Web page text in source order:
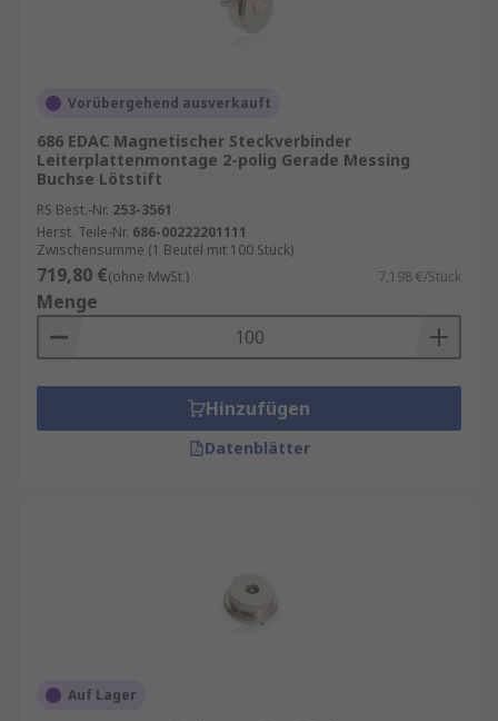
Vorübergehend ausverkauft
686 EDAC Magnetischer Steckverbinder
Leiterplattenmontage 2-polig Gerade Messing
Buchse Lötstift
RS Best.-Nr. 253-3561
Herst. Teile-Nr. 686-00222201111
Zwischensumme (1 Beutel mit 100 Stück)
719,80 €(ohne MwSt.) 7,198 €/Stück
Menge
Hinzufügen
Datenblätter
Auf Lager